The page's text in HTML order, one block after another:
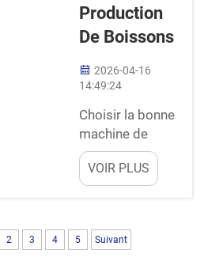
Les entreprises
modernes
comme la nôtre
s'efforcent
d'améliorer leur
coordonné au
sein de la ligne
de production
intégrée...
Production
De Boissons
2026-04-16
14:49:24
Choisir la bonne
machine de
remplissage de
bouteilles :
Choisir la bonne
remplissage de
bouteilles
VOIR PLUS
2 3 4 5 Suivant